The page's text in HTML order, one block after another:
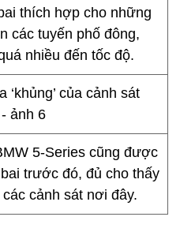
thích hợp cho những
các tuyến phố đông,
nhiều đến tốc độ.
5-Series cũng được
trước đó, đủ cho thấy
cảnh sát nơi đây.